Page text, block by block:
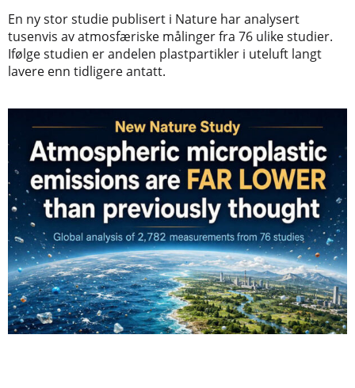
En ny stor studie publisert i Nature har analysert
tusenvis av atmosfæriske målinger fra 76 ulike studier.
Ifølge studien er andelen plastpartikler i uteluft langt
lavere enn tidligere antatt.